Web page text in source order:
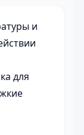
и
для